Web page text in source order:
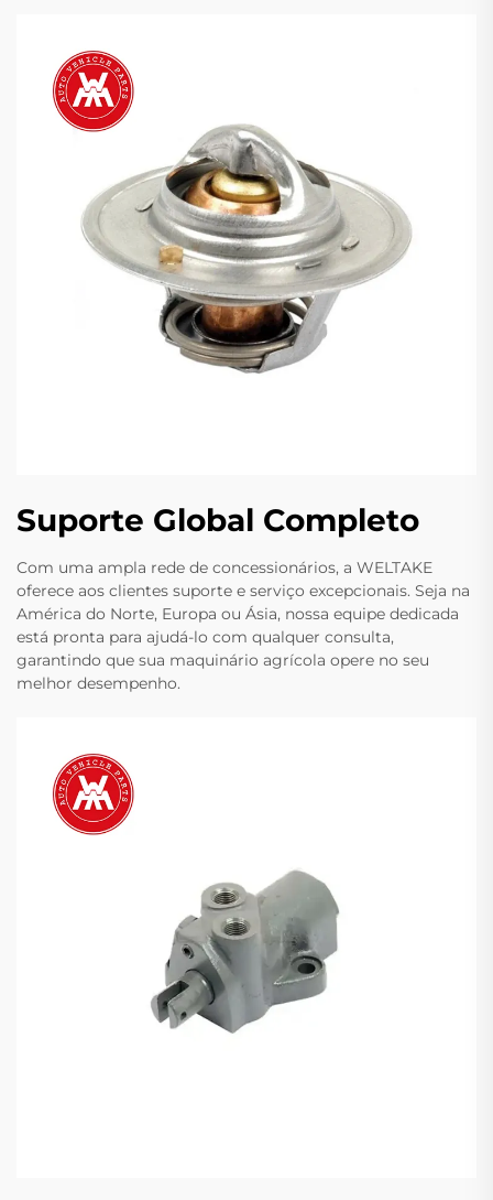
Suporte Global Completo
Com uma ampla rede de concessionários, a WELTAKE
oferece aos clientes suporte e serviço excepcionais. Seja na
América do Norte, Europa ou Ásia, nossa equipe dedicada
está pronta para ajudá-lo com qualquer consulta,
garantindo que sua maquinário agrícola opere no seu
melhor desempenho.